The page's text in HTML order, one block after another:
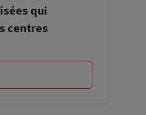
qui
centres